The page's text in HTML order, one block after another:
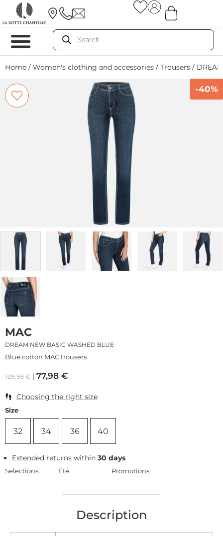
Home / Women's clothing and accessories / Trousers /
-40%
MAC
DREAM NEW BASIC WASHED BLUE
Blue cotton MAC trousers
129,95€ 77,98 €
Choosing the right size
Size
32 34 36 40
Extended returns within30 days
Selections: Été Promotions
Description